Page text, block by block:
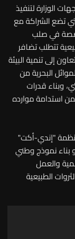
الوزارة لتنفيذ
الوطنية للزراعة 2026-2035، والتي تضع الشراكة مع
في صلب
تتطلب تضافر
إلى تنمية البيئة
البحرية من
وبناء قدرات
استدامة موارده
"إندي-أكت"
بناء نموذج وطني
والعمل
الطبيعية